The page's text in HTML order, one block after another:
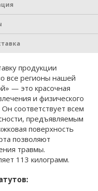
продукции
все регионы нашей
— это красочная
и физического
соответствует всем
предъявляемым
поверхность
позволяют
травмы.
113 килограмм.